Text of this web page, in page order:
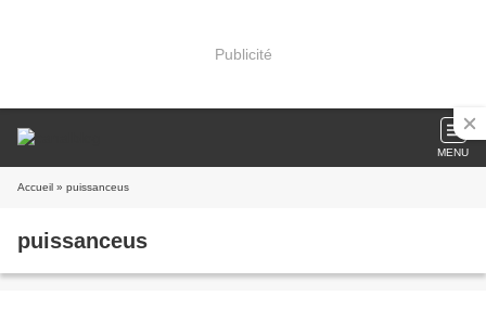
Publicité
MENU
Accueil » puissanceus
puissanceus